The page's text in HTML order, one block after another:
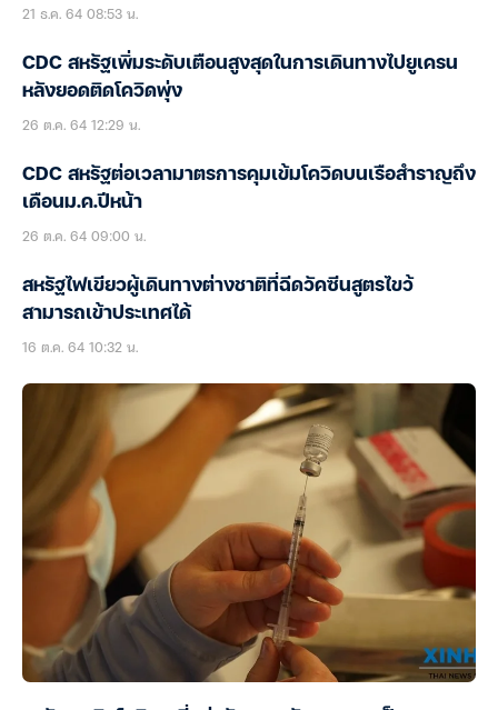
21 ธ.ค. 64 08:53 น.
CDC สหรัฐเพิ่มระดับเตือนสูงสุดในการเดินทางไปยูเครน
หลังยอดติดโควิดพุ่ง
26 ต.ค. 64 12:29 น.
CDC สหรัฐต่อเวลามาตรการคุมเข้มโควิดบนเรือสำราญถึง
เดือนม.ค.ปีหน้า
26 ต.ค. 64 09:00 น.
สหรัฐไฟเขียวผู้เดินทางต่างชาติที่ฉีดวัคซีนสูตรไขว้
สามารถเข้าประเทศได้
16 ต.ค. 64 10:32 น.